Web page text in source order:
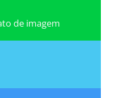
de imagem